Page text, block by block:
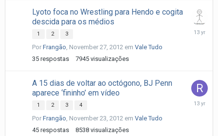
Lyoto foca no Wrestling para Hendo e cogita
descida para os médios
1 2 3
Por Frangão November 27, 2012 em Vale Tudo
35 respostas 7945 visualizações
A 15 dias de voltar ao octógono, BJ Penn
aparece ‘fininho’ em vídeo
1 2 3 4
Por Frangão November 23, 2012 em Vale Tudo
45 respostas 8538 visualizações